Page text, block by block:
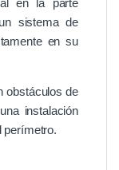
en la parte
sistema de
en su
obstáculos de
instalación
perímetro.